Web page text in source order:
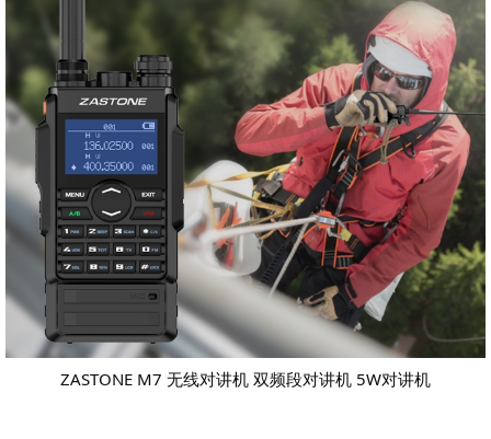
ZASTONE M7 无线对讲机 双频段对讲机 5W对讲机